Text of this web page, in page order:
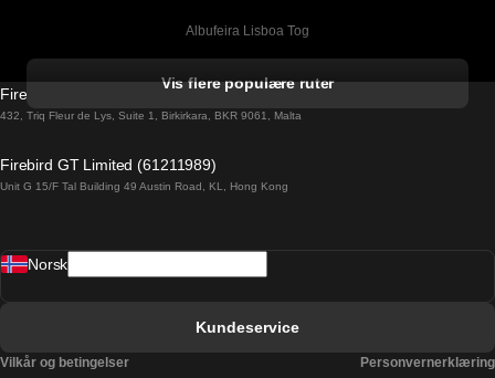
Albufeira Lisboa Tog
Barcelona Madrid Tog
Barcelona Sevilla Tog
Vis flere populære ruter
Firebird GT Limited (OC 1451)
432, Triq Fleur de Lys, Suite 1, Birkirkara, BKR 9061, Malta
Firebird GT Limited (61211989)
Unit G 15/F Tal Building 49 Austin Road, KL, Hong Kong
Norsk
Kundeservice
Vilkår og betingelser Personvernerklæring